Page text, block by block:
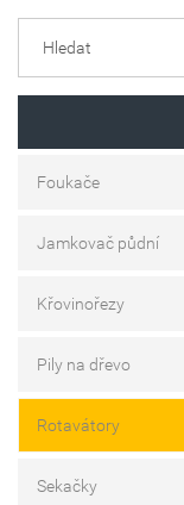
Foukače
Jamkovač půdní
Křovinořezy
Pily na dřevo
Rotavátory
Sekačky